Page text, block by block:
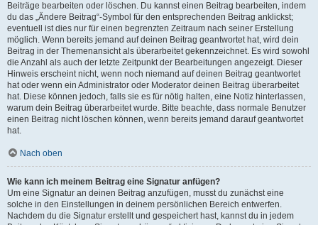
Beiträge bearbeiten oder löschen. Du kannst einen Beitrag bearbeiten, indem
du das „Ändere Beitrag“-Symbol für den entsprechenden Beitrag anklickst;
eventuell ist dies nur für einen begrenzten Zeitraum nach seiner Erstellung
möglich. Wenn bereits jemand auf deinen Beitrag geantwortet hat, wird dein
Beitrag in der Themenansicht als überarbeitet gekennzeichnet. Es wird sowohl
die Anzahl als auch der letzte Zeitpunkt der Bearbeitungen angezeigt. Dieser
Hinweis erscheint nicht, wenn noch niemand auf deinen Beitrag geantwortet
hat oder wenn ein Administrator oder Moderator deinen Beitrag überarbeitet
hat. Diese können jedoch, falls sie es für nötig halten, eine Notiz hinterlassen,
warum dein Beitrag überarbeitet wurde. Bitte beachte, dass normale Benutzer
einen Beitrag nicht löschen können, wenn bereits jemand darauf geantwortet
hat.
Nach oben
Wie kann ich meinem Beitrag eine Signatur anfügen?
Um eine Signatur an deinen Beitrag anzufügen, musst du zunächst eine
solche in den Einstellungen in deinem persönlichen Bereich entwerfen.
Nachdem du die Signatur erstellt und gespeichert hast, kannst du in jedem